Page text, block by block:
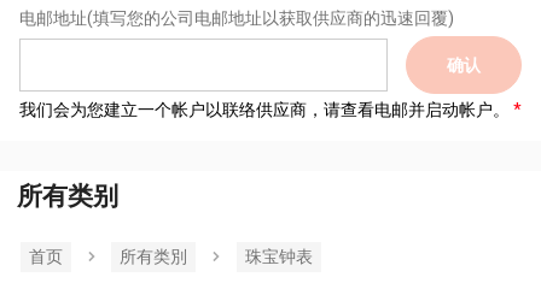
电邮地址(填写您的公司电邮地址以获取供应商的迅速回覆)
确认
我们会为您建立一个帐户以联络供应商，请查看电邮并启动帐户。
所有类别
首页 所有类別 珠宝钟表